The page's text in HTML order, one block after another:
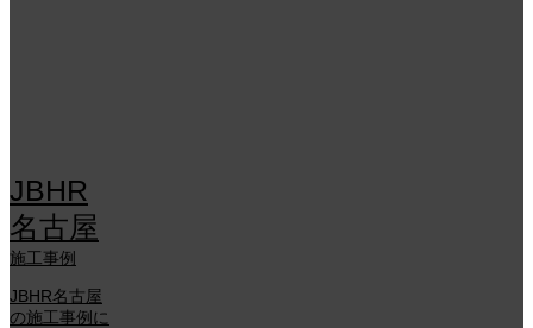
JBHR
名古屋
施工事例
JBHR名古屋
の施工事例に